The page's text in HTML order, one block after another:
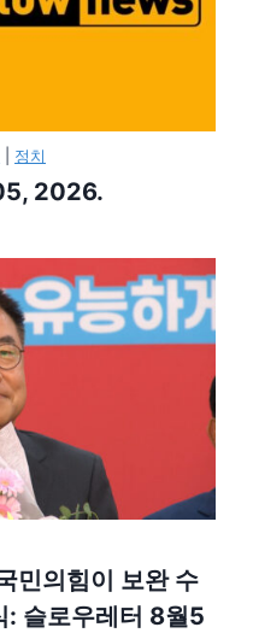
정치
2026.
민의힘이 보완 수
: 슬로우레터 8월5